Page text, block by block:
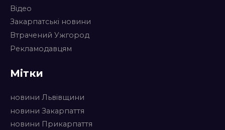
Відео
Закарпатські новини
Втрачений Ужгород
Рекламодавцям
Мітки
новини Львівщини
новини Закарпаття
новини Прикарпаття